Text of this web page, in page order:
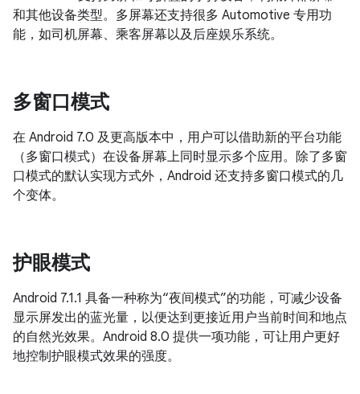
和其他设备类型。多屏幕还支持很多 Automotive 专用功
能，如司机屏幕、乘客屏幕以及后座娱乐系统。
多窗口模式
在 Android 7.0 及更高版本中，用户可以借助新的平台功能
（多窗口模式）在设备屏幕上同时显示多个应用。除了多窗
口模式的默认实现方式外，Android 还支持多窗口模式的几
个变体。
护眼模式
Android 7.1.1 具备一种称为“夜间模式”的功能，可减少设备
显示屏发出的蓝光量，以便达到更接近用户当前时间和地点
的自然光效果。Android 8.0 提供一项功能，可让用户更好
地控制护眼模式效果的强度。